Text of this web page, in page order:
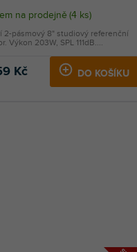
na prodejně (4 ks)
Kč DO KOŠÍKU
2-pásmový 8" studiový referenční
Výkon 203W, SPL 111dB....